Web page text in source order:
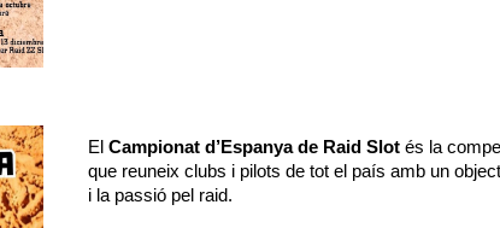
ElCampionat d’Espanya de Raid Slot és la
que reuneix clubs i pilots de tot el país amb un
i la passió pel raid.